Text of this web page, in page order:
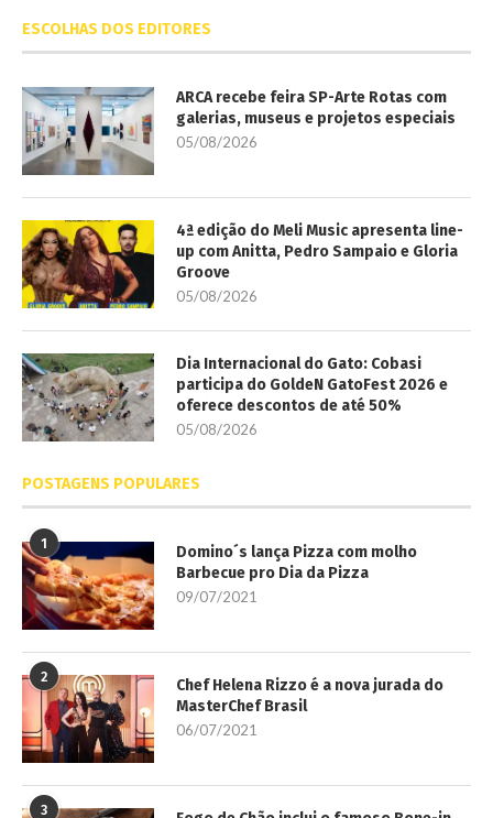
ESCOLHAS DOS EDITORES
ARCA recebe feira SP-Arte Rotas com
galerias, museus e projetos especiais
05/08/2026
4ª edição do Meli Music apresenta line-
up com Anitta, Pedro Sampaio e Gloria
Groove
05/08/2026
Dia Internacional do Gato: Cobasi
participa do GoldeN GatoFest 2026 e
oferece descontos de até 50%
05/08/2026
POSTAGENS POPULARES
1
Domino´s lança Pizza com molho
Barbecue pro Dia da Pizza
09/07/2021
2
Chef Helena Rizzo é a nova jurada do
MasterChef Brasil
06/07/2021
3